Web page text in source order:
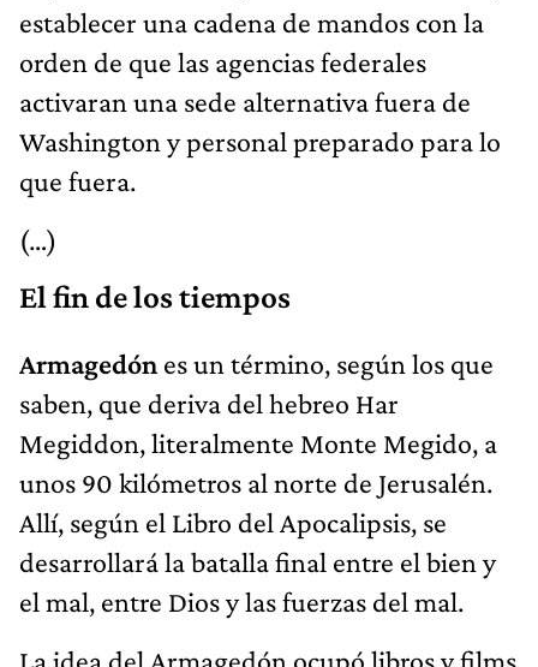
establecer una cadena de mandos con la
orden de que las agencias federales
activaran una sede alternativa fuera de
Washington y personal preparado para lo
que fuera.
(…)
El fin de los tiempos
Armagedón es un término, según los que
saben, que deriva del hebreo Har
Megiddon, literalmente Monte Megido, a
unos 90 kilómetros al norte de Jerusalén.
Allí, según el Libro del Apocalipsis, se
desarrollará la batalla final entre el bien y
el mal, entre Dios y las fuerzas del mal.
La idea del Armagedón ocupó libros y films